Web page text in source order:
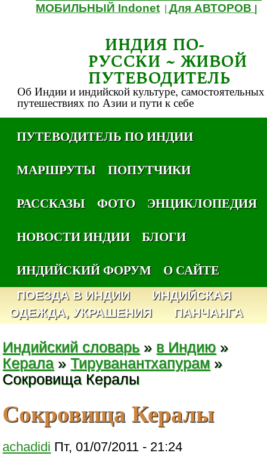
МОБИЛЬНЫЙ Indonet |Для АВТОРОВ
ИНДИЯ ПО-
РУССКИ ~ ЖИВОЙ
ПУТЕВОДИТЕЛЬ
Об Индии и индийской культуре, самостоятельных
путешествиях по Азии и пути к себе
ПУТЕВОДИТЕЛЬ ПО ИНДИИ
МАРШРУТЫ
ПОПУТЧИКИ
РАССКАЗЫ
ФОТО
ЭНЦИКЛОПЕДИЯ
НОВОСТИ ИНДИИ
БЛОГИ
ИНДИЙСКИЙ ФОРУМ
О САЙТЕ
ПОЕЗДА В ИНДИИ
ИНДИЙСКАЯ
ОДЕЖДА, УКРАШЕНИЯ
ПАНЧАНГА
Индийский словарь » в Индию »
Керала »Тируванантхапурам »
Сокровища Кералы
Сокровища Кералы
achadidi Пт, 01/07/2011 - 21:24